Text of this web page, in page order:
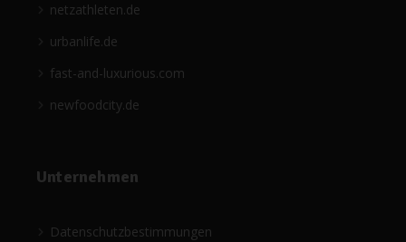
netzathleten.de
urbanlife.de
fast-and-luxurious.com
newfoodcity.de
Unternehmen
Datenschutzbestimmungen